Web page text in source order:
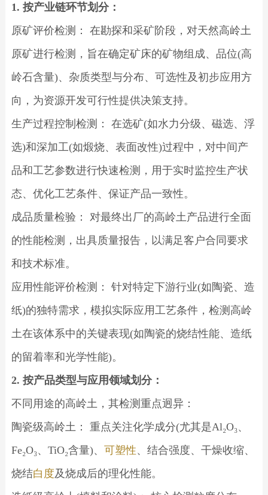
1. 按产业链环节划分：
原矿评价检测： 在勘探和采矿阶段，对天然高岭土
原矿进行检测，旨在确定矿床的矿物组成、品位(高
岭石含量)、杂质类型与分布、可选性及初步应用方
向，为资源开发可行性提供决策支持。
生产过程控制检测： 在选矿(如水力分级、磁选、浮
选)和深加工(如煅烧、表面改性)过程中，对中间产
品和工艺参数进行快速检测，用于实时监控生产状
态、优化工艺条件、保证产品一致性。
成品质量检验： 对最终出厂的高岭土产品进行全面
的性能检测，出具质量报告，以满足客户合同要求
和技术标准。
应用性能评价检测： 针对特定下游行业(如陶瓷、造
纸)的独特需求，模拟实际应用工艺条件，检测高岭
土在该体系中的关键表现(如陶瓷的烧结性能、造纸
的留着率和光学性能)。
2. 按产品类型与应用领域划分：
不同用途的高岭土，其检测重点迥异：
陶瓷级高岭土： 重点关注化学成分(尤其是Al₂O₃、
Fe₂O₃、TiO₂含量)、 可塑性、结合强度、干燥收缩、
烧结白度及烧成后的理化性能。